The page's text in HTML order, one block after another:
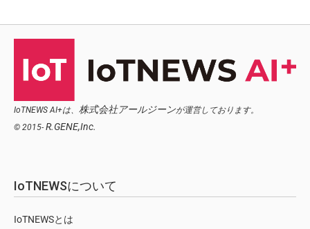
IoTNEWS AI+は、 株式会社アールジーンが運営しております。
© 2015- R.GENE,Inc.
IoTNEWSについて
IoTNEWSとは